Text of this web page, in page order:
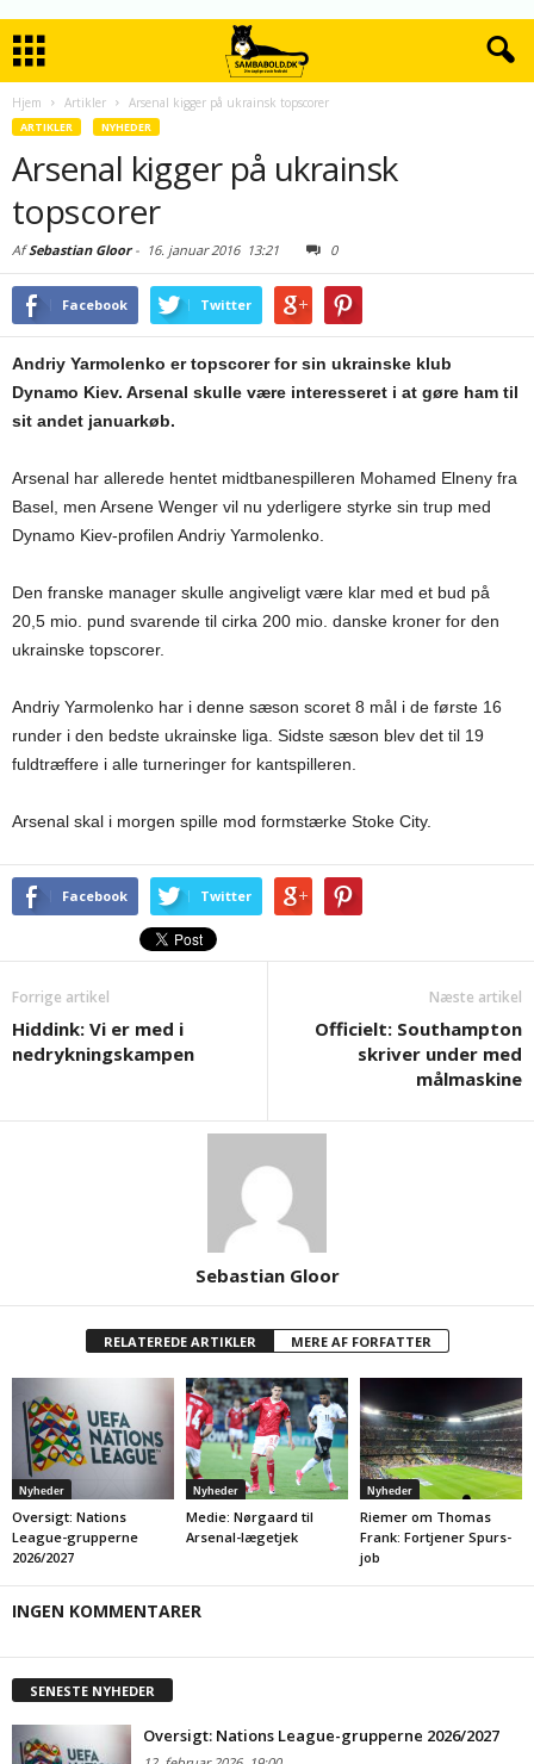
Hjem Artikler Arsenal kigger på ukrainsk topscorer
ARTIKLER NYHEDER
Arsenal kigger på ukrainsk
topscorer
AfSebastian Gloor- 16. januar 201613:21 0
Facebook Twitter
Andriy Yarmolenko er topscorer for sin ukrainske klub
Dynamo Kiev. Arsenal skulle være interesseret i at gøre ham til
sit andet januarkøb.
Arsenal har allerede hentet midtbanespilleren Mohamed Elneny fra
Basel, men Arsene Wenger vil nu yderligere styrke sin trup med
Dynamo Kiev-profilen Andriy Yarmolenko.
Den franske manager skulle angiveligt være klar med et bud på
20,5 mio. pund svarende til cirka 200 mio. danske kroner for den
ukrainske topscorer.
Andriy Yarmolenko har i denne sæson scoret 8 mål i de første 16
runder i den bedste ukrainske liga. Sidste sæson blev det til 19
fuldtræffere i alle turneringer for kantspilleren.
Arsenal skal i morgen spille mod formstærke Stoke City.
Facebook Twitter
Forrige artikel
Hiddink: Vi er med i
nedrykningskampen
Næste artikel
Officielt: Southampton
skriver under med
målmaskine
Sebastian Gloor
RELATEREDE ARTIKLER MERE AF FORFATTER
Nyheder
Oversigt: Nations
League-grupperne
2026/2027
Nyheder
Medie: Nørgaard til
Arsenal-lægetjek
Nyheder
Riemer om Thomas
Frank: Fortjener Spurs-
job
INGEN KOMMENTARER
SENESTE NYHEDER
Oversigt: Nations League-grupperne 2026/2027